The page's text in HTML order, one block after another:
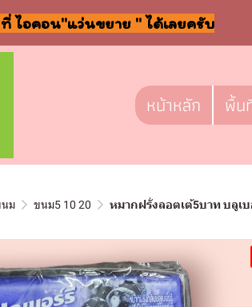
ไอคอน"แว่นขยาย " ได้เลยครับ
หน้าหลัก พื้น
ม ขนม5 10 20 หมากฝรั่งลอตเต้5บาท บลูเ